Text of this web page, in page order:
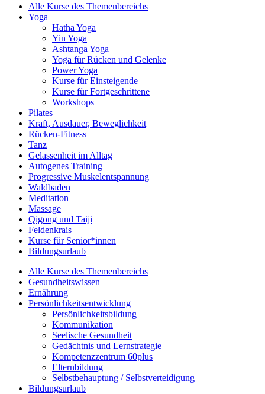
Alle Kurse des Themenbereichs
Yoga
Hatha Yoga
Yin Yoga
Ashtanga Yoga
Yoga für Rücken und Gelenke
Power Yoga
Kurse für Einsteigende
Kurse für Fortgeschrittene
Workshops
Pilates
Kraft, Ausdauer, Beweglichkeit
Rücken-Fitness
Tanz
Gelassenheit im Alltag
Autogenes Training
Progressive Muskelentspannung
Waldbaden
Meditation
Massage
Qigong und Taiji
Feldenkrais
Kurse für Senior*innen
Bildungsurlaub
Alle Kurse des Themenbereichs
Gesundheitswissen
Ernährung
Persönlichkeitsentwicklung
Persönlichkeitsbildung
Kommunikation
Seelische Gesundheit
Gedächtnis und Lernstrategie
Kompetenzzentrum 60plus
Elternbildung
Selbstbehauptung / Selbstverteidigung
Bildungsurlaub